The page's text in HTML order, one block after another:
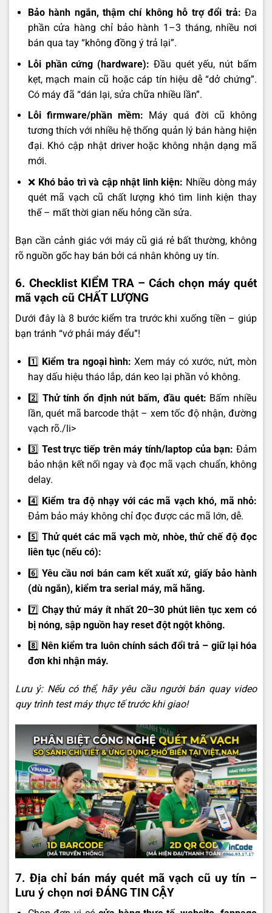
Bảo hành ngắn, thậm chí không hỗ trợ đổi trả: Đa
phần cửa hàng chỉ bảo hành 1–3 tháng, nhiều nơi
bán qua tay “không đồng ý trả lại”.
Lỗi phần cứng (hardware): Đầu quét yếu, nút bấm
kẹt, mạch main cũ hoặc cáp tín hiệu dễ “dở chứng”.
Có máy đã “dán lại, sửa chữa nhiều lần”.
Lỗi firmware/phần mềm: Máy quá đời cũ không
tương thích với nhiều hệ thống quản lý bán hàng hiện
đại. Khó cập nhật driver hoặc không nhận dạng mã
mới.
❌ Khó bảo trì và cập nhật linh kiện: Nhiều dòng máy
quét mã vạch cũ chất lượng khó tìm linh kiện thay
thế – mất thời gian nếu hỏng cần sửa.
Bạn cần cảnh giác với máy cũ giá rẻ bất thường, không
rõ nguồn gốc hay bán bởi cá nhân không uy tín.
6. Checklist KIỂM TRA – Cách chọn máy quét
mã vạch cũ CHẤT LƯỢNG
Dưới đây là 8 bước kiểm tra trước khi xuống tiền – giúp
bạn tránh “vớ phải máy đểu”!
1️⃣ Kiểm tra ngoại hình: Xem máy có xước, nứt, mòn
hay dấu hiệu tháo lắp, dán keo lại phần vỏ không.
2️⃣ Thử tính ổn định nút bấm, đầu quét: Bấm nhiều
lần, quét mã barcode thật – xem tốc độ nhận, đường
vạch rõ./li>
3️⃣ Test trực tiếp trên máy tính/laptop của bạn: Đảm
bảo nhận kết nối ngay và đọc mã vạch chuẩn, không
delay.
4️⃣ Kiểm tra độ nhạy với các mã vạch khó, mã nhỏ:
Đảm bảo máy không chỉ đọc được các mã lớn, dễ.
5️⃣ Thử quét các mã vạch mờ, nhòe, thử chế độ đọc
liên tục (nếu có):
6️⃣ Yêu cầu nơi bán cam kết xuất xứ, giấy bảo hành
(dù ngắn), kiểm tra serial máy, mã hãng.
7️⃣ Chạy thử máy ít nhất 20–30 phút liên tục xem có
bị nóng, sập nguồn hay reset đột ngột không.
8️⃣ Nên kiểm tra luôn chính sách đổi trả – giữ lại hóa
đơn khi nhận máy.
Lưu ý: Nếu có thể, hãy yêu cầu người bán quay video
quy trình test máy thực tế trước khi giao!
7. Địa chỉ bán máy quét mã vạch cũ uy tín –
Lưu ý chọn nơi ĐÁNG TIN CẬY